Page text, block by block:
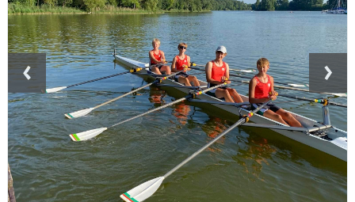
‹ ›